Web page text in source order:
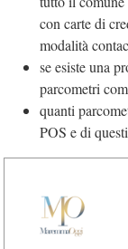
con carte di
modalità
se esiste una
parcometri
quanti
POS e di